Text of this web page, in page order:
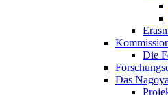
Die
Das